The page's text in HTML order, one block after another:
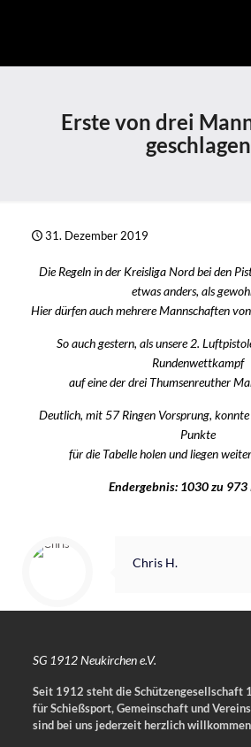
Erste von drei
geschlagen
31. Dezember 2019
Die Regeln in der Kreisliga Nord bei den
etwas anders, als
Hier dürfen auch mehrere Mannschaften
So auch gestern, als unsere 2.
Rundenwettkampf
auf eine der drei Thumsenreuther
Deutlich, mit 57 Ringen Vorsprung,
Punkte
für die Tabelle holen und liegen
Endergebnis: 1030 zu 973
Chris H.
SG 1912 Neukirchen e.V.
Seit 1912 steht die Schützengesellschaft
für Schießsport, Gemeinschaft und
sind bei uns jederzeit herzlich